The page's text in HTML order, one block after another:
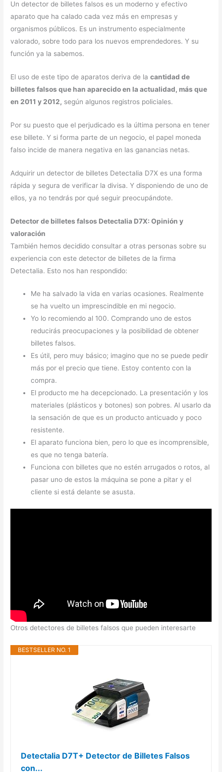
Un detector de billetes falsos es un moderno y efectivo
aparato que ha calado cada vez más en empresas y
organismos públicos. Es un instrumento especialmente
valorado, sobre todo para los nuevos emprendedores. Y su
función ya la sabemos.
El uso de este tipo de aparatos deriva de lacantidad de
billetes falsos que han aparecido en la actualidad, más que
en 2011 y 2012, según algunos registros policiales.
Por su puesto que el perjudicado es la última persona en tener
ese billete. Y si forma parte de un negocio, el papel moneda
falso incide de manera negativa en las ganancias netas.
Adquirir un detector de billetes Detectalia D7X es una forma
rápida y segura de verificar la divisa. Y disponiendo de uno de
ellos, ya no tendrás por qué seguir preocupándote.
Detector de billetes falsos Detectalia D7X: Opinión y
valoración
También hemos decidido consultar a otras personas sobre su
experiencia con este detector de billetes de la firma
Detectalia. Esto nos han respondido:
Me ha salvado la vida en varias ocasiones. Realmente
se ha vuelto un imprescindible en mi negocio.
Yo lo recomiendo al 100. Comprando uno de estos
reducirás preocupaciones y la posibilidad de obtener
billetes falsos.
Es útil, pero muy básico; imagino que no se puede pedir
más por el precio que tiene. Estoy contento con la
compra.
El producto me ha decepcionado. La presentación y los
materiales (plásticos y botones) son pobres. Al usarlo da
la sensación de que es un producto anticuado y poco
resistente.
El aparato funciona bien, pero lo que es incomprensible,
es que no tenga batería.
Funciona con billetes que no estén arrugados o rotos, al
pasar uno de estos la máquina se pone a pitar y el
cliente si está delante se asusta.
Otros detectores de billetes falsos que pueden interesarte
BESTSELLER NO. 1
Detectalia D7T+ Detector de Billetes Falsos
con...